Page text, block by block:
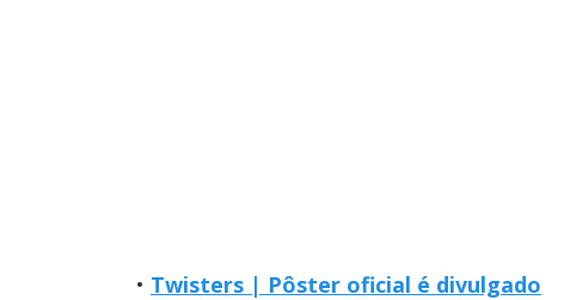
• Twisters | Pôster oficial é divulgado